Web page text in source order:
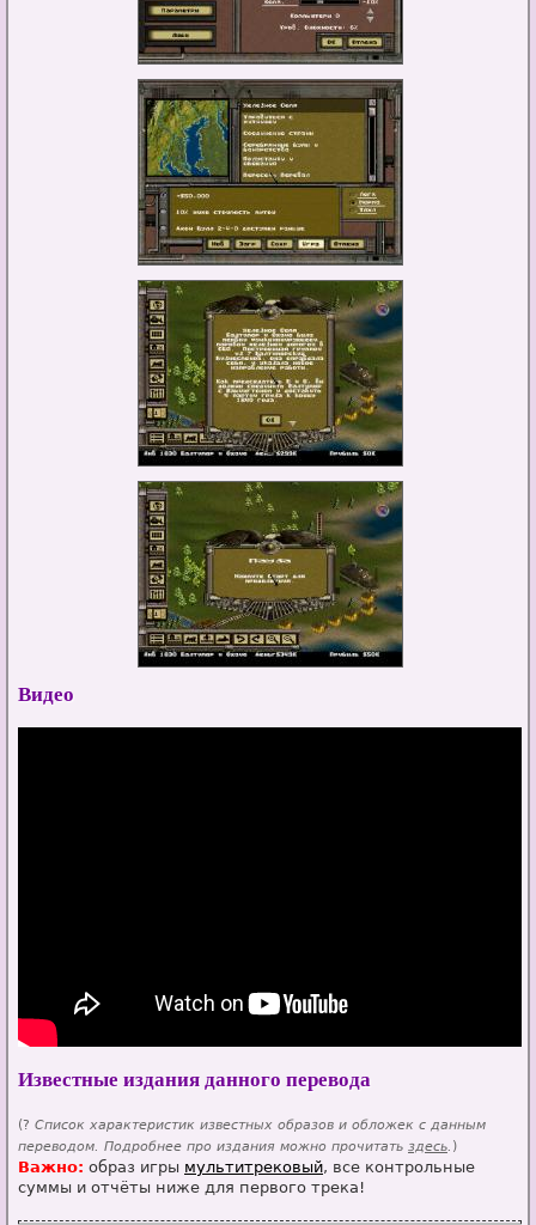
Видео
Известные издания данного перевода
(? Список характеристик известных образов и обложек с данным
переводом. Подробнее про издания можно прочитать здесь. )
Важно: образ игры мультитрековый, все контрольные
суммы и отчёты ниже для первого трека!